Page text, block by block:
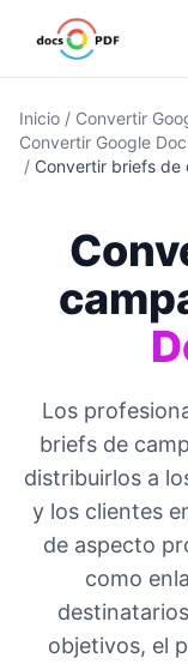
Inicio / Convertir
Convertir Google
/ Convertir briefs de
Los
briefs de
distribuirlos a
y los clientes
de aspecto
como
objetivos, el